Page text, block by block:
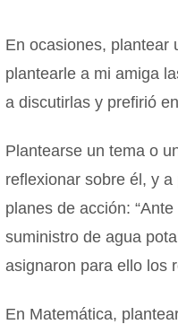
En ocasiones, plantear
plantearle a mi amiga
a discutirlas y prefirió
Plantearse un tema o
reflexionar sobre él, y
planes de acción:
suministro de agua
asignaron para ello los
En Matemática,